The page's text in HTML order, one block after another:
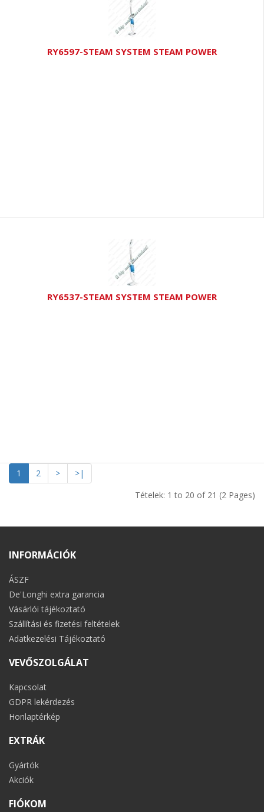
RY6597-STEAM SYSTEM STEAM POWER
RY6537-STEAM SYSTEM STEAM POWER
1 2 >
>|
Tételek: 1 to 20 of 21 (2 Pages)
INFORMÁCIÓK
ÁSZF
De'Longhi extra garancia
Vásárlói tájékoztató
Szállítási és fizetési feltételek
Adatkezelési Tájékoztató
VEVŐSZOLGÁLAT
Kapcsolat
GDPR lekérdezés
Honlaptérkép
EXTRÁK
Gyártók
Akciók
FIÓKOM